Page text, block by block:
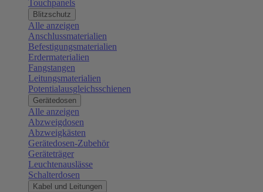
Touchpanels
Blitzschutz
Alle anzeigen
Anschlussmaterialien
Befestigungsmaterialien
Erdermaterialien
Fangstangen
Leitungsmaterialien
Potentialausgleichsschienen
Gerätedosen
Alle anzeigen
Abzweigdosen
Abzweigkästen
Gerätedosen-Zubehör
Geräteträger
Leuchtenauslässe
Schalterdosen
Kabel und Leitungen